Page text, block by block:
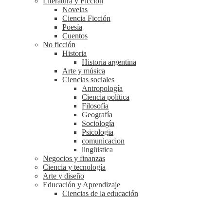
Novelas
Ciencia Ficción
Poesía
Cuentos
No ficción
Historia
Historia argentina
Arte y música
Ciencias sociales
Antropología
Ciencia política
Filosofía
Geografía
Sociología
Psicologia
comunicacion
lingüistica
Negocios y finanzas
Ciencia y tecnología
Arte y diseño
Educación y Aprendizaje
Ciencias de la educación